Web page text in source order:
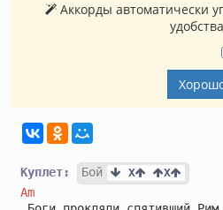
Аккорды автоматически
Куплет: Бой X X
Am